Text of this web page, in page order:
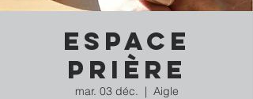
Espace
Prière
mar. 03 déc.
  |
Aigle